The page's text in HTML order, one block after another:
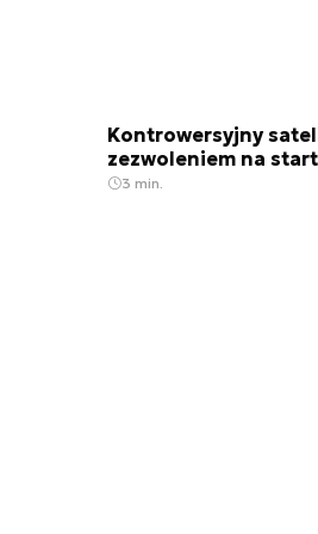
Kontrowersyjny
zezwoleniem na start
3 min.